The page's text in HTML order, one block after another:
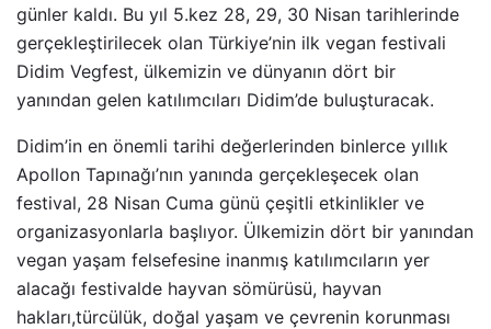
günler kaldı. Bu yıl 5.kez 28, 29, 30 Nisan tarihlerinde
gerçekleştirilecek olan Türkiye’nin ilk vegan festivali
Didim Vegfest, ülkemizin ve dünyanın dört bir
yanından gelen katılımcıları Didim’de buluşturacak.
Didim’in en önemli tarihi değerlerinden binlerce yıllık
Apollon Tapınağı’nın yanında gerçekleşecek olan
festival, 28 Nisan Cuma günü çeşitli etkinlikler ve
organizasyonlarla başlıyor. Ülkemizin dört bir yanından
vegan yaşam felsefesine inanmış katılımcıların yer
alacağı festivalde hayvan sömürüsü, hayvan
hakları,türcülük, doğal yaşam ve çevrenin korunması